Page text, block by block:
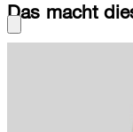
Das macht
Patch am Bund.